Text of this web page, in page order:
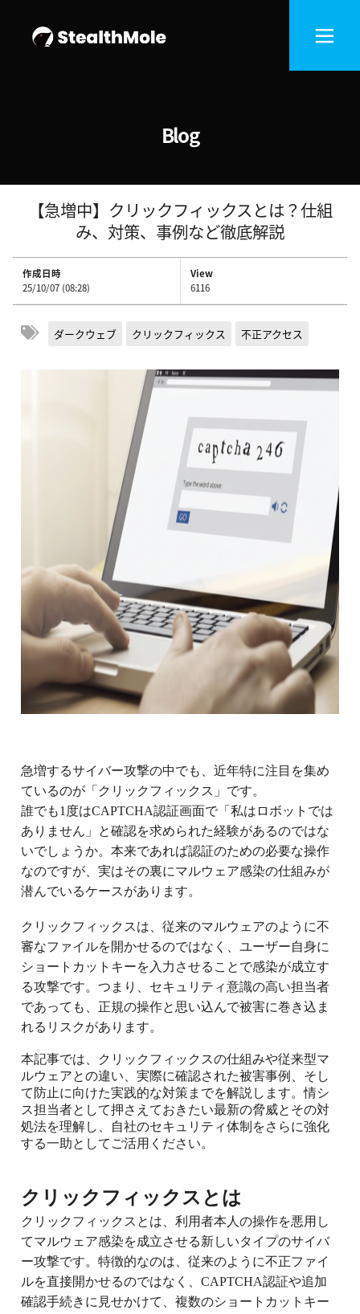
Blog
【急増中】クリックフィックスとは？仕組
み、対策、事例など徹底解説
作成日時
25/10/07 (08:28)
View
6116
ダークウェブ クリックフィックス 不正アクセス
急増するサイバー攻撃の中でも、近年特に注目を集め
ているのが「クリックフィックス」です。
誰でも1度はCAPTCHA認証画面で「私はロボットでは
ありません」と確認を求められた経験があるのではな
いでしょうか。本来であれば認証のための必要な操作
なのですが、実はその裏にマルウェア感染の仕組みが
潜んでいるケースがあります。
クリックフィックスは、従来のマルウェアのように不
審なファイルを開かせるのではなく、ユーザー自身に
ショートカットキーを入力させることで感染が成立す
る攻撃です。つまり、セキュリティ意識の高い担当者
であっても、正規の操作と思い込んで被害に巻き込ま
れるリスクがあります。
本記事では、クリックフィックスの仕組みや従来型マ
ルウェアとの違い、実際に確認された被害事例、そし
て防止に向けた実践的な対策までを解説します。情シ
ス担当者として押さえておきたい最新の脅威とその対
処法を理解し、自社のセキュリティ体制をさらに強化
する一助としてご活用ください。
クリックフィックスとは
クリックフィックスとは、利用者本人の操作を悪用し
てマルウェア感染を成立させる新しいタイプのサイバ
ー攻撃です。特徴的なのは、従来のように不正ファイ
ルを直接開かせるのではなく、CAPTCHA認証や追加
確認手続きに見せかけて、複数のショートカットキー